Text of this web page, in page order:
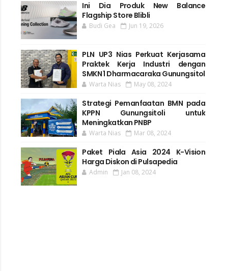
Ini Dia Produk New Balance
Flagship Store Blibli
Budi Gea Jun 19, 2026
PLN UP3 Nias Perkuat Kerjasama
Praktek Kerja Industri dengan
SMKN 1 Dharmacaraka Gunungsitol
Warta Nias May 08, 2024
Strategi Pemanfaatan BMN pada
KPPN Gunungsitoli untuk
Meningkatkan PNBP
Warta Nias Mar 08, 2024
Paket Piala Asia 2024 K-Vision
Harga Diskon di Pulsapedia
Admin Jan 08, 2024